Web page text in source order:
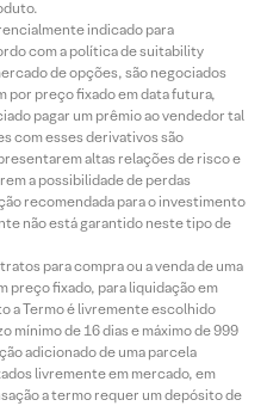
indicado para
com a política de suitability
de opções, são negociados
por preço fixado em data futura,
pagar um prêmio ao vendedor tal
com esses derivativos são
altas relações de risco e
a possibilidade de perdas
recomendada para o investimento
não está garantido neste tipo de
para compra ou a venda de uma
preço fixado, para liquidação em
a Termo é livremente escolhido
mínimo de 16 dias e máximo de 999
adicionado de uma parcela
livremente em mercado, em
a termo requer um depósito de